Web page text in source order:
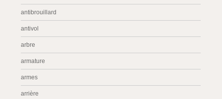
antibrouillard
antivol
arbre
armature
armes
arrière